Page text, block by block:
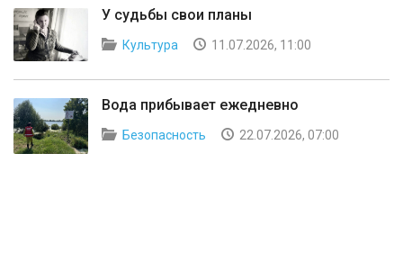
У судьбы свои планы
Культура 11.07.2026, 11:00
Вода прибывает ежедневно
Безопасность 22.07.2026, 07:00